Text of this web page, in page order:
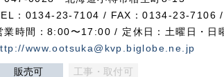
：0134-23-7104 / FAX：0134-23-7106
業時間：8:00〜17:00 / 定休日：土曜日・日
www.ootsuka@kvp.biglobe.ne.jp
販売可 工事・取付可